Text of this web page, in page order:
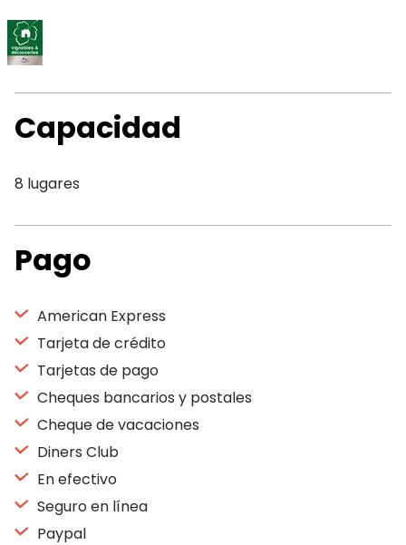
Capacidad
8 lugares
Pago
American Express
Tarjeta de crédito
Tarjetas de pago
Cheques bancarios y postales
Cheque de vacaciones
Diners Club
En efectivo
Seguro en línea
Paypal